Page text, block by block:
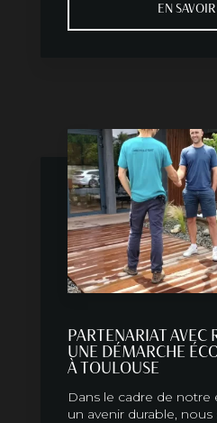
EN
PARTENARIAT AVEC
UNE DÉMARCHE
À TOULOUSE
Dans le cadre de
un avenir durable,